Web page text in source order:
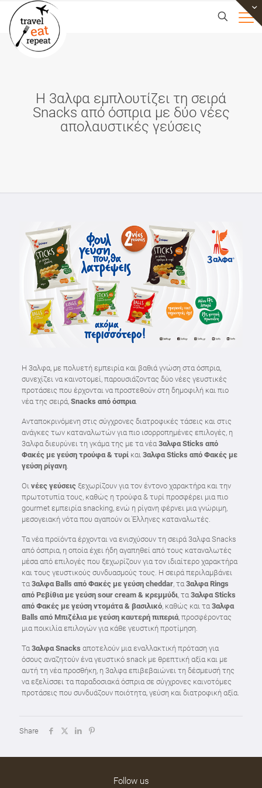
Η 3αλφα εμπλουτίζει τη σειρά
Snacks από όσπρια με δύο νέες
απολαυστικές γεύσεις
Η 3αλφα, με πολυετή εμπειρία και βαθιά γνώση στα όσπρια,
συνεχίζει να καινοτομεί, παρουσιάζοντας δύο νέες γευστικές
προτάσεις που έρχονται να προστεθούν στη δημοφιλή και πιο
νέα της σειρά, Snacks από όσπρια.
Ανταποκρινόμενη στις σύγχρονες διατροφικές τάσεις και στις
ανάγκες των καταναλωτών για πιο ισορροπημένες επιλογές, η
3αλφα διευρύνει τη γκάμα της με τα νέα3αλφα Sticks από
Φακές με γεύση τρούφα & τυρίκαι 3αλφα Sticks από Φακές με
γεύση ρίγανη.
Οι νέες γεύσειςξεχωρίζουν για τον έντονο χαρακτήρα και την
πρωτοτυπία τους, καθώς η τρούφα & τυρί προσφέρει μια πιο
gourmet εμπειρία snacking, ενώ η ρίγανη φέρνει μια γνώριμη,
μεσογειακή νότα που αγαπούν οι Έλληνες καταναλωτές.
Τα νέα προϊόντα έρχονται να ενισχύσουν τη σειρά 3αλφα Snacks
από όσπρια, η οποία έχει ήδη αγαπηθεί από τους καταναλωτές
μέσα από επιλογές που ξεχωρίζουν για τον ιδιαίτερο χαρακτήρα
και τους γευστικούς συνδυασμούς τους. Η σειρά περιλαμβάνει
τα3αλφα Balls από Φακές με γεύση cheddar, τα3αλφα Rings
από Ρεβίθια με γεύση sour cream & κρεμμύδι, τα3αλφα Sticks
από Φακές με γεύση ντομάτα & βασιλικό, καθώς και τα3αλφα
Balls από Μπιζέλια με γεύση καυτερή πιπεριά, προσφέροντας
μια ποικιλία επιλογών για κάθε γευστική προτίμηση.
Τα3αλφαSnacks αποτελούν μια εναλλακτική πρόταση για
όσους αναζητούν ένα γευστικό snack με θρεπτική αξία και με
αυτή τη νέα προσθήκη, η 3αλφα επιβεβαιώνει τη δέσμευσή της
να εξελίσσει τα παραδοσιακά όσπρια σε σύγχρονες καινοτόμες
προτάσεις που συνδυάζουν ποιότητα, γεύση και διατροφική αξία.
Share
Follow us